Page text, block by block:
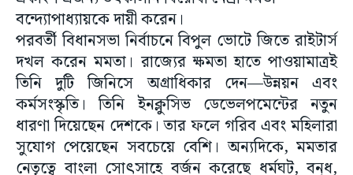
বন্দ্যোপাধ্যায়কে দায়ী করেন।
পরবর্তী বিধানসভা নির্বাচনে বিপুল ভোটে জিতে রাইটার্স
দখল করেন মমতা। রাজ্যের ক্ষমতা হাতে পাওয়ামাত্রই
তিনি দুটি জিনিসে অগ্রাধিকার দেন—উন্নয়ন এবং
কর্মসংস্কৃতি। তিনি ইনক্লুসিভ ডেভেলপমেন্টের নতুন
ধারণা দিয়েছেন দেশকে। তার ফলে গরিব এবং মহিলারা
সুযোগ পেয়েছেন সবচেয়ে বেশি। অন্যদিকে, মমতার
নেতৃত্বে বাংলা সোৎসাহে বর্জন করেছে ধর্মঘট, বন্‌ধ,